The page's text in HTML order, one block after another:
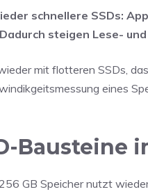
schnellere SSDs:
steigen Lese-
mit flotteren SSDs,
eines
Bausteine
GB Speicher nutzt